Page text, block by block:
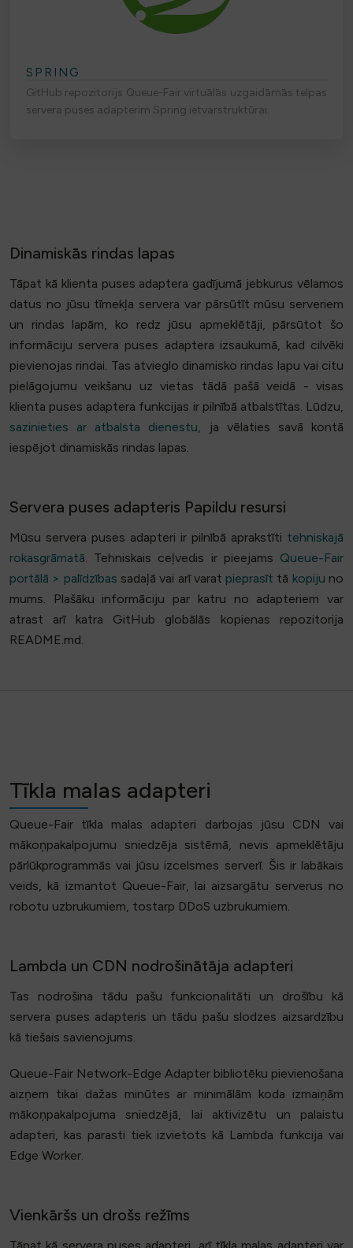
SPRING
GitHub repozitorijs Queue-Fair virtuālās uzgaidāmās telpas
servera puses adapterim Spring ietvarstruktūrai.
Dinamiskās rindas lapas
Tāpat kā klienta puses adaptera gadījumā jebkurus vēlamos
datus no jūsu tīmekļa servera var pārsūtīt mūsu serveriem
un rindas lapām, ko redz jūsu apmeklētāji, pārsūtot šo
informāciju servera puses adaptera izsaukumā, kad cilvēki
pievienojas rindai. Tas atvieglo dinamisko rindas lapu vai citu
pielāgojumu veikšanu uz vietas tādā pašā veidā - visas
klienta puses adaptera funkcijas ir pilnībā atbalstītas. Lūdzu,
sazinieties ar atbalsta dienestu, ja vēlaties savā kontā
iespējot dinamiskās rindas lapas.
Servera puses adapteris Papildu resursi
Mūsu servera puses adapteri ir pilnībā aprakstīti tehniskajā
rokasgrāmatā. Tehniskais ceļvedis ir pieejams Queue-Fair
portālā > palīdzības sadaļā vai arī varat pieprasīt tā kopiju no
mums. Plašāku informāciju par katru no adapteriem var
atrast arī katra GitHub globālās kopienas repozitorija
README.md.
Tīkla malas adapteri
Queue-Fair tīkla malas adapteri darbojas jūsu CDN vai
mākoņpakalpojumu sniedzēja sistēmā, nevis apmeklētāju
pārlūkprogrammās vai jūsu izcelsmes serverī. Šis ir labākais
veids, kā izmantot Queue-Fair, lai aizsargātu serverus no
robotu uzbrukumiem, tostarp DDoS uzbrukumiem.
Lambda un CDN nodrošinātāja adapteri
Tas nodrošina tādu pašu funkcionalitāti un drošību kā
servera puses adapteris un tādu pašu slodzes aizsardzību
kā tiešais savienojums.
Queue-Fair Network-Edge Adapter bibliotēku pievienošana
aizņem tikai dažas minūtes ar minimālām koda izmaiņām
mākoņpakalpojuma sniedzējā, lai aktivizētu un palaistu
adapteri, kas parasti tiek izvietots kā Lambda funkcija vai
Edge Worker.
Vienkāršs un drošs režīms